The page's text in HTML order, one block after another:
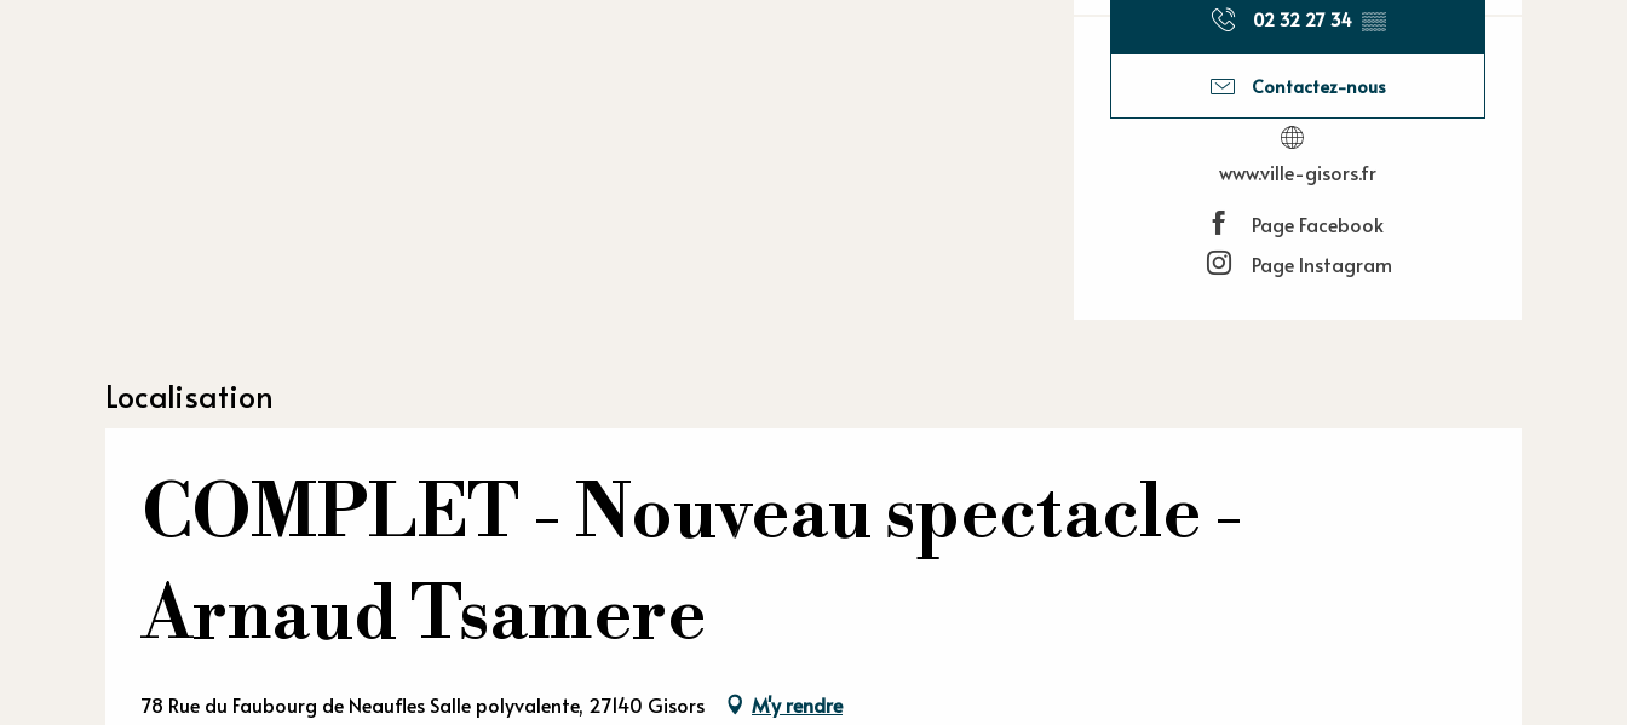
02 32 27 34 ▒▒
Contactez-nous
www.ville-gisors.fr
Page Facebook
Page Instagram
Localisation
COMPLET - Nouveau spectacle -
Arnaud Tsamere
78 Rue du Faubourg de Neaufles Salle polyvalente, 27140 Gisors M'y rendre